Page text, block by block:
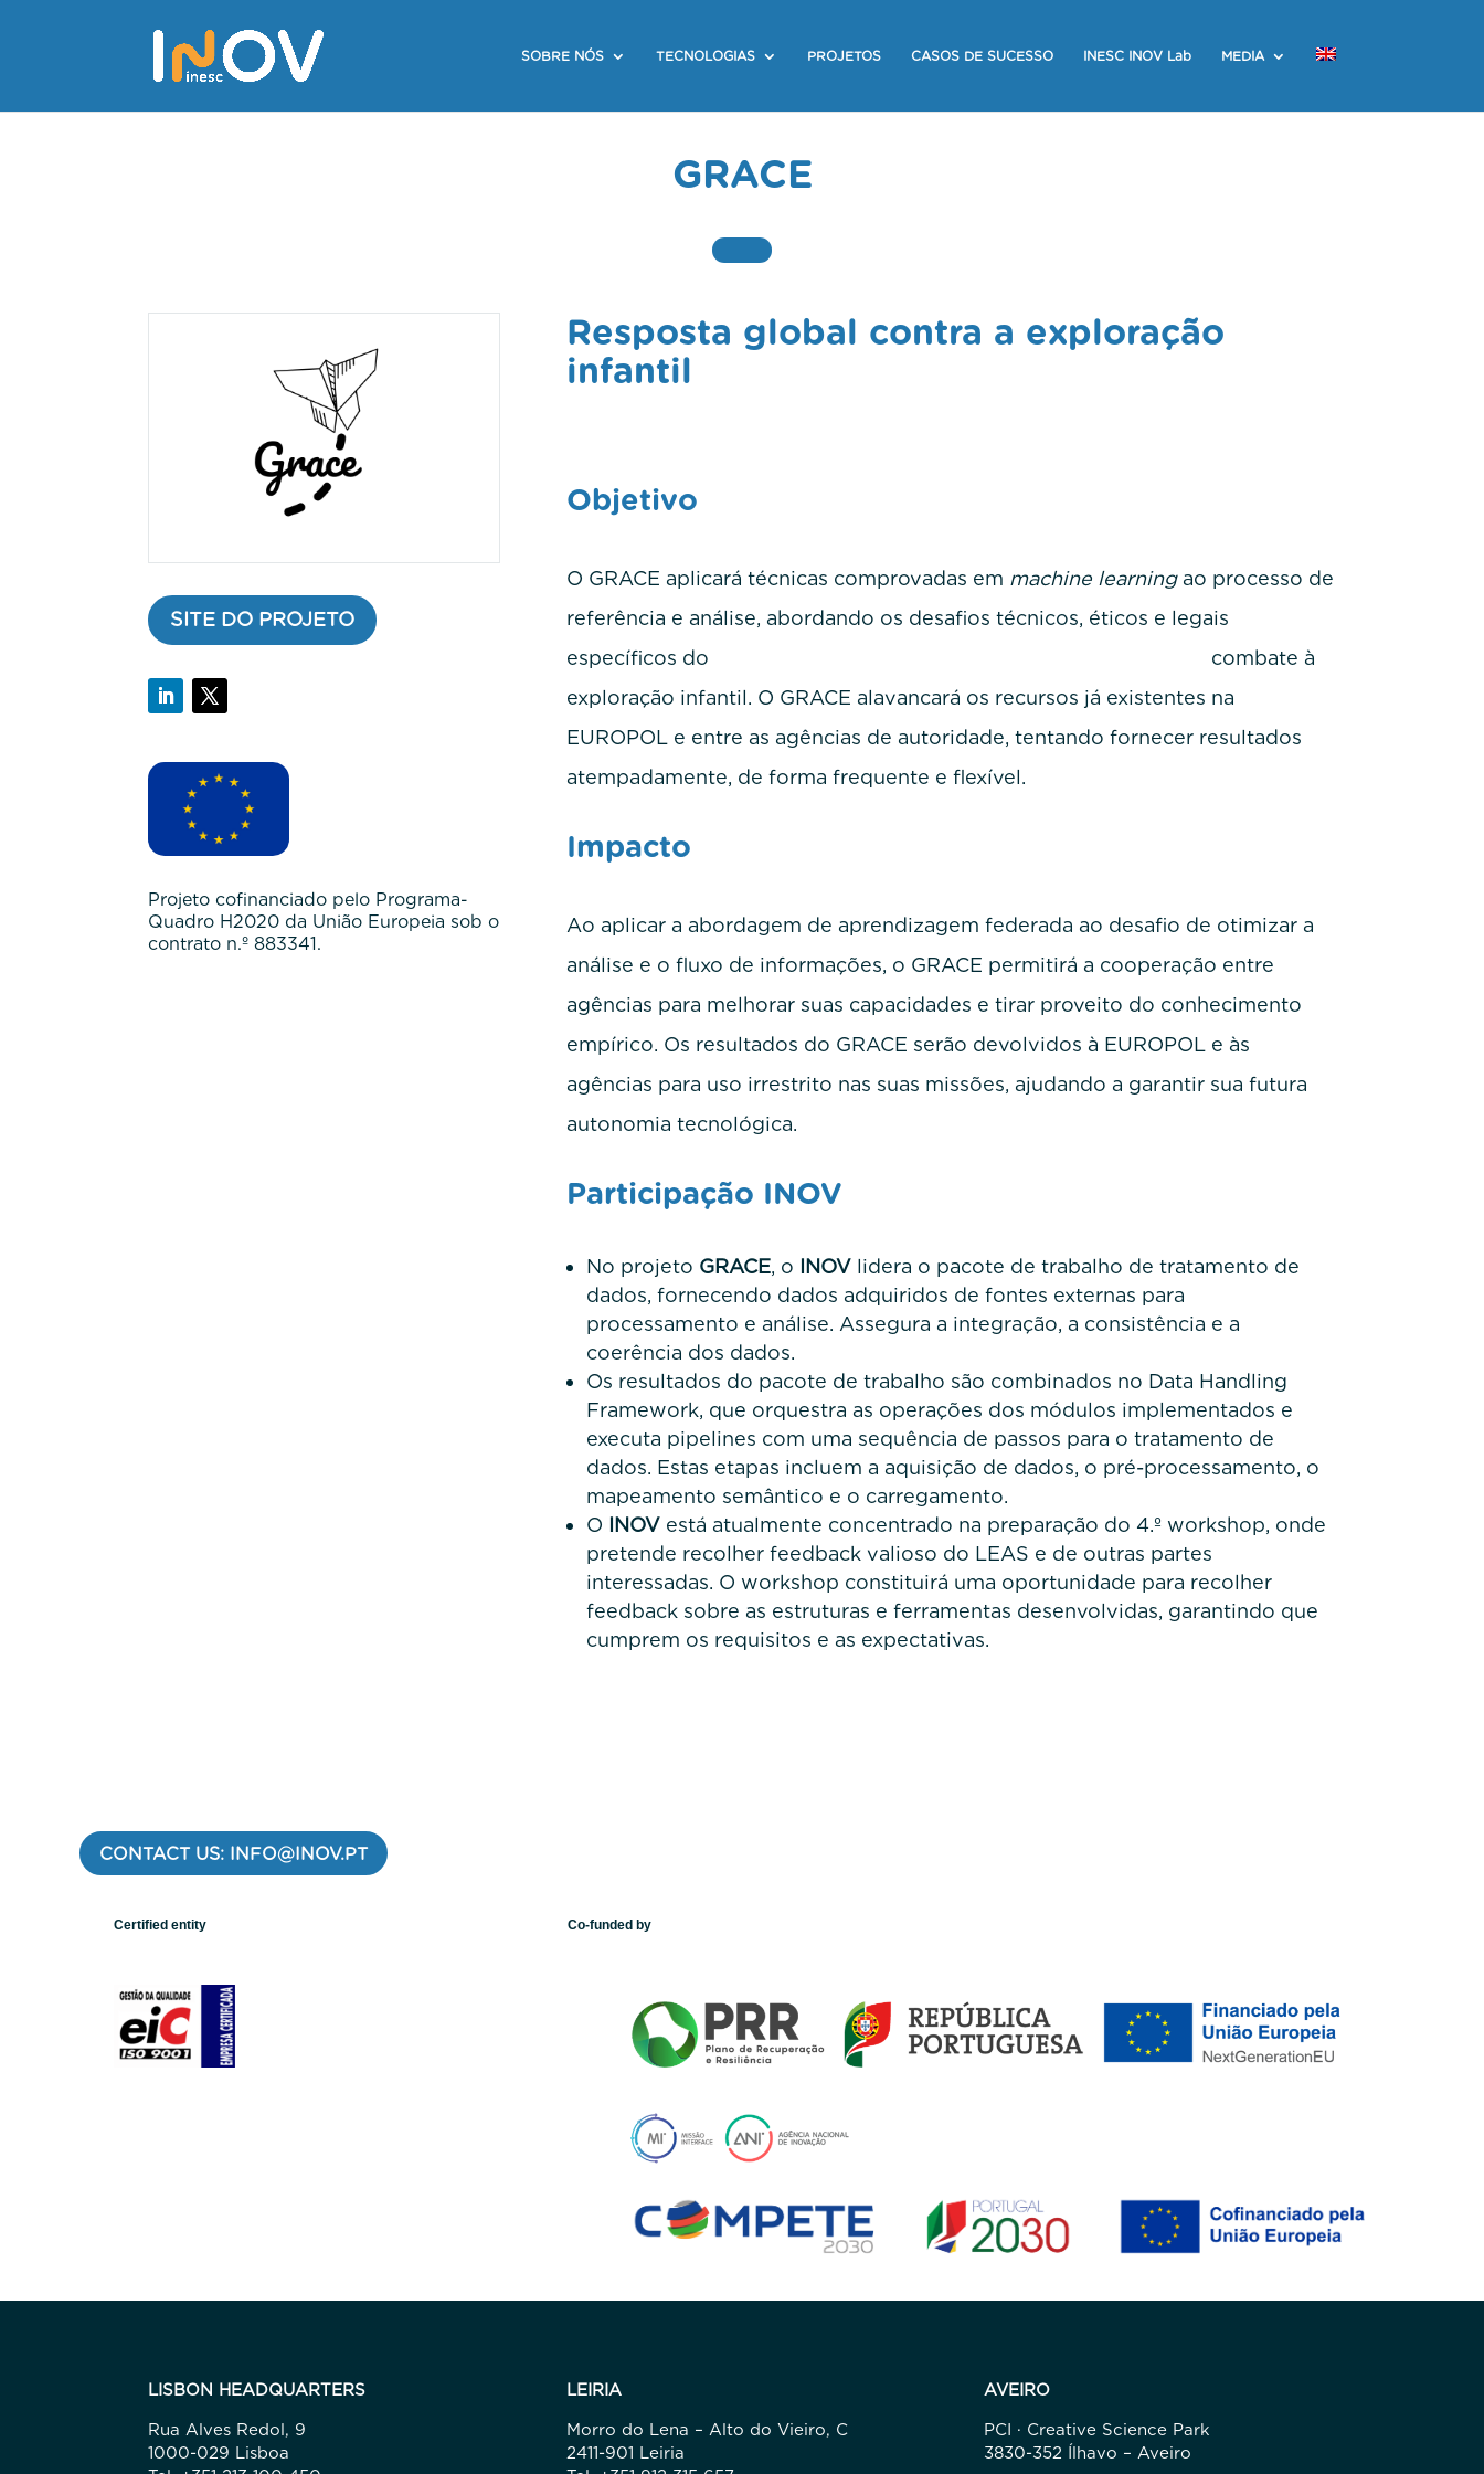
SOBRE NÓS TECNOLOGIAS PROJETOS CASOS DE SUCESSO INESC INOV Lab MEDIA
GRACE
SITE DO PROJETO
Projeto cofinanciado pelo Programa-
Quadro H2020 da União Europeia sob o
contrato n.º 883341.
Resposta global contra a exploração
infantil
Objetivo
O GRACE aplicará técnicas comprovadas em machine learningao processo de
referência e análise, abordando os desafios técnicos, éticos e legais
específicos do combate à
exploração infantil. O GRACE alavancará os recursos já existentes na
EUROPOL e entre as agências de autoridade, tentando fornecer resultados
atempadamente, de forma frequente e flexível.
Impacto
Ao aplicar a abordagem de aprendizagem federada ao desafio de otimizar a
análise e o fluxo de informações, o GRACE permitirá a cooperação entre
agências para melhorar suas capacidades e tirar proveito do conhecimento
empírico. Os resultados do GRACE serão devolvidos à EUROPOL e às
agências para uso irrestrito nas suas missões, ajudando a garantir sua futura
autonomia tecnológica.
Participação INOV
No projeto GRACE, o INOVlidera o pacote de trabalho de tratamento de
dados, fornecendo dados adquiridos de fontes externas para
processamento e análise. Assegura a integração, a consistência e a
coerência dos dados.
Os resultados do pacote de trabalho são combinados no Data Handling
Framework, que orquestra as operações dos módulos implementados e
executa pipelines com uma sequência de passos para o tratamento de
dados. Estas etapas incluem a aquisição de dados, o pré-processamento, o
mapeamento semântico e o carregamento.
O INOVestá atualmente concentrado na preparação do 4.º workshop, onde
pretende recolher feedback valioso do LEAS e de outras partes
interessadas. O workshop constituirá uma oportunidade para recolher
feedback sobre as estruturas e ferramentas desenvolvidas, garantindo que
cumprem os requisitos e as expectativas.
CONTACT US: INFO@INOV.PT
Certified entity Co-funded by
LISBON HEADQUARTERS
Rua Alves Redol, 9
1000-029 Lisboa
LEIRIA
Morro do Lena – Alto do Vieiro, C
2411-901 Leiria
AVEIRO
PCI · Creative Science Park
3830-352 Ílhavo – Aveiro